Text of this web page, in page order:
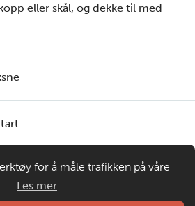
eller skål, og dekke til med
for å måle trafikken på våre
plasseres i din nettleser og
videreutvikling og drift av våre
Les mer